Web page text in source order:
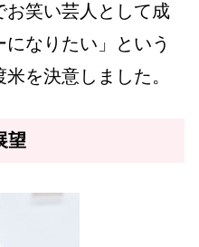
お笑い芸人として成
なりたい」という
を決意しました。
望